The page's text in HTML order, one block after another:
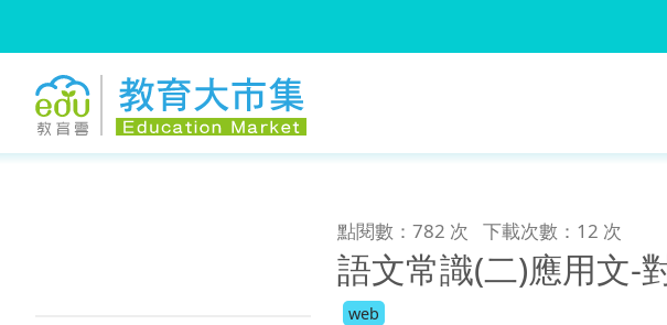
點閱數：782 次 下載次數：12 次
語文常識(二)應用文-
web